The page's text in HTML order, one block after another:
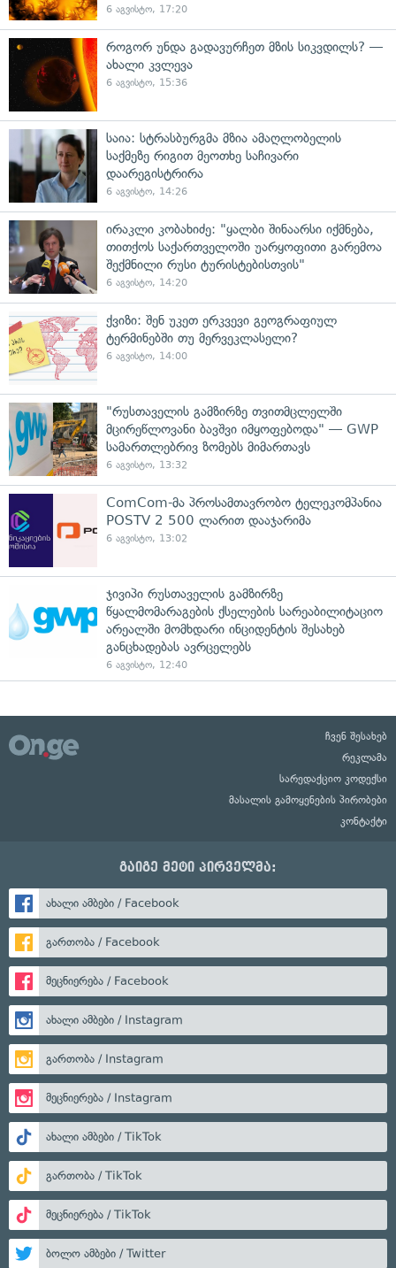
6 აგვისტო, 17:20
როგორ უნდა გადავურჩეთ მზის სიკვდილს? —
ახალი კვლევა
6 აგვისტო, 15:36
საია: სტრასბურგმა მზია ამაღლობელის
საქმეზე რიგით მეოთხე საჩივარი
დაარეგისტრირა
6 აგვისტო, 14:26
ირაკლი კობახიძე: "ყალბი შინაარსი იქმნება,
თითქოს საქართველოში უარყოფითი გარემოა
შექმნილი რუსი ტურისტებისთვის"
6 აგვისტო, 14:20
ქვიზი: შენ უკეთ ერკვევი გეოგრაფიულ
ტერმინებში თუ მერვეკლასელი?
6 აგვისტო, 14:00
"რუსთაველის გამზირზე თვითმცლელში
მცირეწლოვანი ბავშვი იმყოფებოდა" — GWP
სამართლებრივ ზომებს მიმართავს
6 აგვისტო, 13:32
ComCom-მა პროსამთავრობო ტელეკომპანია
POSTV 2 500 ლარით დააჯარიმა
6 აგვისტო, 13:02
ჯივიპი რუსთაველის გამზირზე
წყალმომარაგების ქსელების სარეაბილიტაციო
არეალში მომხდარი ინციდენტის შესახებ
განცხადებას ავრცელებს
6 აგვისტო, 12:40
ჩვენ შესახებ
რეკლამა
სარედაქციო კოდექსი
მასალის გამოყენების პირობები
კონტაქტი
გაიგე მეტი პირველმა:
ახალი ამბები / Facebook
გართობა / Facebook
მეცნიერება / Facebook
ახალი ამბები / Instagram
გართობა / Instagram
მეცნიერება / Instagram
ახალი ამბები / TikTok
გართობა / TikTok
მეცნიერება / TikTok
ბოლო ამბები / Twitter